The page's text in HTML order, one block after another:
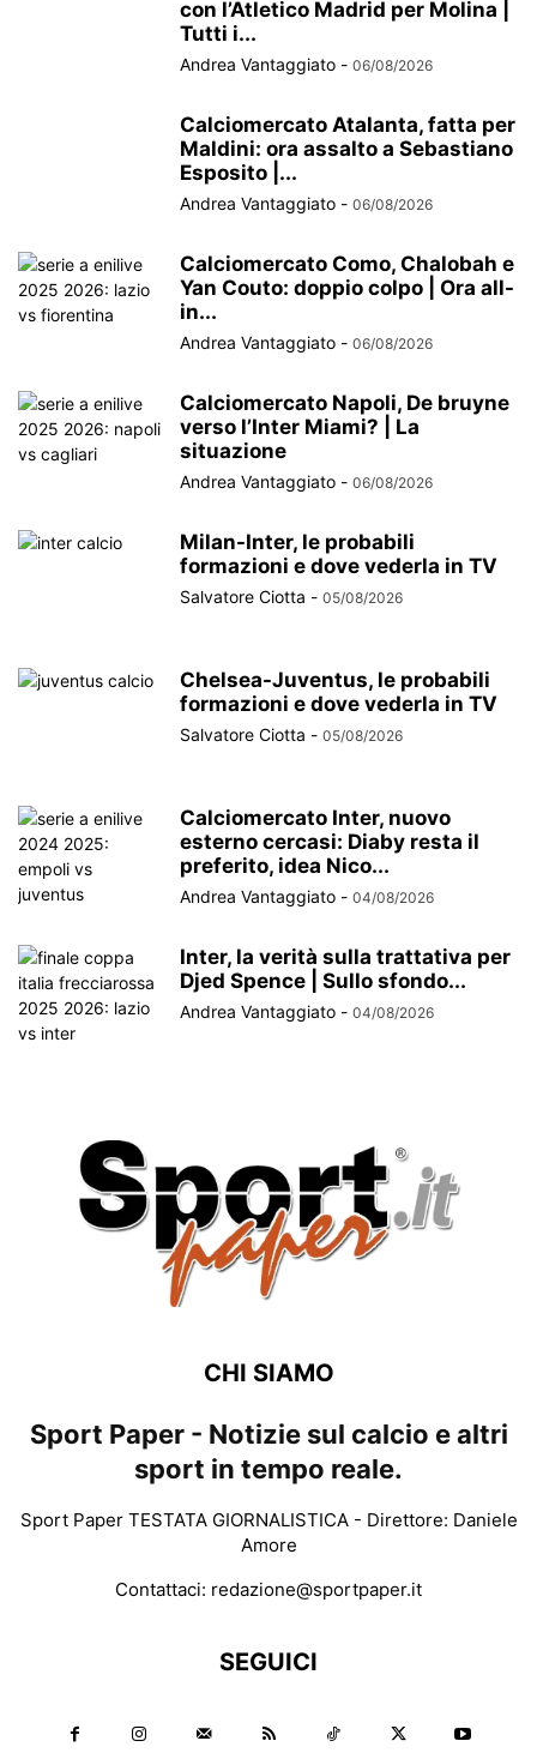
con l’Atletico Madrid per Molina |
Tutti i...
Andrea Vantaggiato - 06/08/2026
Calciomercato Atalanta, fatta per
Maldini: ora assalto a Sebastiano
Esposito |...
Andrea Vantaggiato - 06/08/2026
Calciomercato Como, Chalobah e
Yan Couto: doppio colpo | Ora all-
in...
Andrea Vantaggiato - 06/08/2026
Calciomercato Napoli, De bruyne
verso l’Inter Miami? | La
situazione
Andrea Vantaggiato - 06/08/2026
Milan-Inter, le probabili
formazioni e dove vederla in TV
Salvatore Ciotta - 05/08/2026
Chelsea-Juventus, le probabili
formazioni e dove vederla in TV
Salvatore Ciotta - 05/08/2026
Calciomercato Inter, nuovo
esterno cercasi: Diaby resta il
preferito, idea Nico...
Andrea Vantaggiato - 04/08/2026
Inter, la verità sulla trattativa per
Djed Spence | Sullo sfondo...
Andrea Vantaggiato - 04/08/2026
CHI SIAMO
Sport Paper - Notizie sul calcio e altri
sport in tempo reale.
Sport Paper TESTATA GIORNALISTICA - Direttore: Daniele
Amore
Contattaci: redazione@sportpaper.it
SEGUICI